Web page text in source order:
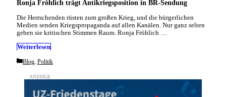
Ronja Fröhlich trägt Antikriegsposition in BR-Sendung
Die Herrschenden rüsten zum großen Krieg, und die bürgerlichen
Medien senden Kriegspropaganda auf allen Kanälen. Nur ganz selten
geben sie kritischen Stimmen Raum. Ronja Fröhlich …
Weiterlesen
Categories
Blog Politik